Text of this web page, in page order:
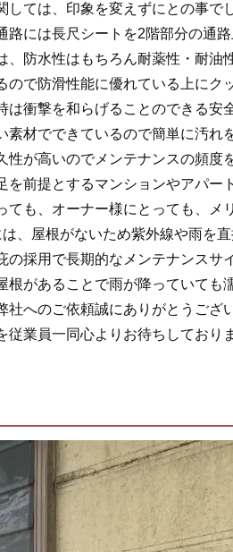
しては、印象を変えずにとの事
路には長尺シートを2階部分の通
、防水性はもちろん耐薬性・耐
ので防滑性能に優れている上にク
は衝撃を和らげることのできる安
素材でできているので簡単に汚
性が高いのでメンテナンスの頻度
を前提とするマンションやアパ
ても、オーナー様にとっても、
、屋根がないため紫外線や雨を
の採用で長期的なメンテナンス
根があることで雨が降っていても
社へのご依頼誠にありがとうござ
従業員一同心よりお待ちしており